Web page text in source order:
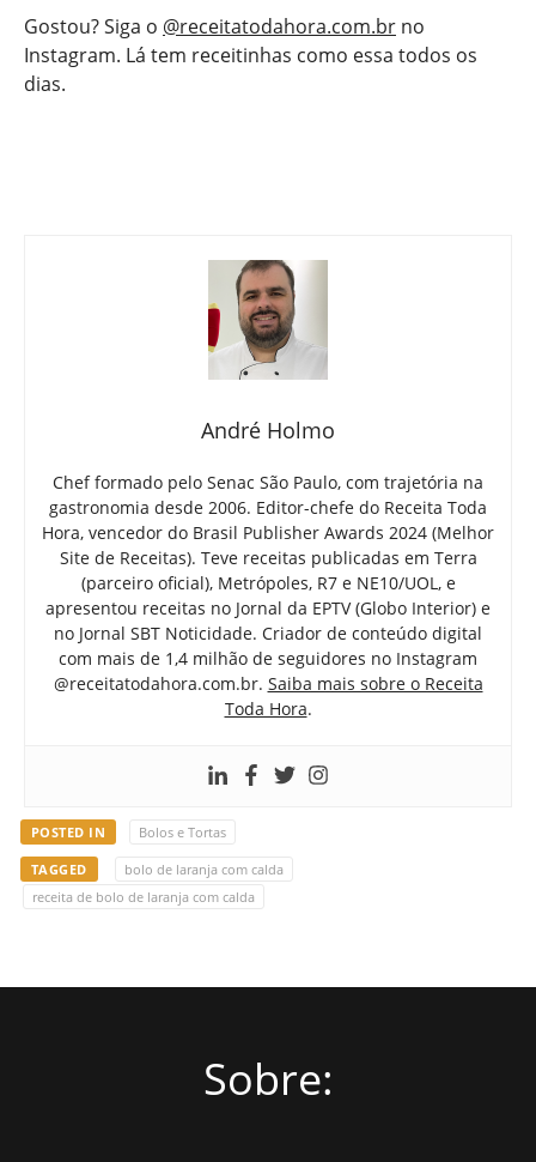
Gostou? Siga o @receitatodahora.com.br no
Instagram. Lá tem receitinhas como essa todos os
dias.
André Holmo
Chef formado pelo Senac São Paulo, com trajetória na
gastronomia desde 2006. Editor-chefe do Receita Toda
Hora, vencedor do Brasil Publisher Awards 2024 (Melhor
Site de Receitas). Teve receitas publicadas em Terra
(parceiro oficial), Metrópoles, R7 e NE10/UOL, e
apresentou receitas no Jornal da EPTV (Globo Interior) e
no Jornal SBT Noticidade. Criador de conteúdo digital
com mais de 1,4 milhão de seguidores no Instagram
@receitatodahora.com.br. Saiba mais sobre o Receita
Toda Hora.
POSTED IN Bolos e Tortas
TAGGED
bolo de laranja com calda
receita de bolo de laranja com calda
Sobre: